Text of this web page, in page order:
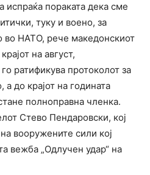
испраќа пораката дека сме
туку и воено, за
во НАТО, рече македонскиот
на август,
ратификува протоколот за
а до крајот на годината
полноправна членка.
Стево Пендаровски, кој
вооружените сили кој
вежба „Одлучен удар“ на